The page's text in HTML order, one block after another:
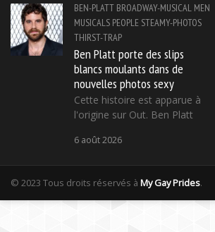
BEN-PLATT BROADWAY-MUSICAL MEN
MUSICALS PEOPLE STEAMY-PHOTOS
THIRST-TRAP
Ben Platt porte des slips
blancs moulants dans de
nouvelles photos sexy
Cette histoire est apparue à
l'origine sur Out. Ben Platt
6 août 2026
© 2023 Tous droits réservés à My Gay Prides.